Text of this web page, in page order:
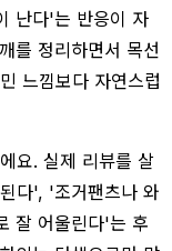
난다'는 반응이 자
를 정리하면서 목선
느낌보다 자연스럽
요. 실제 리뷰를 살
다', '조거팬츠나 와
잘 어울린다'는 후